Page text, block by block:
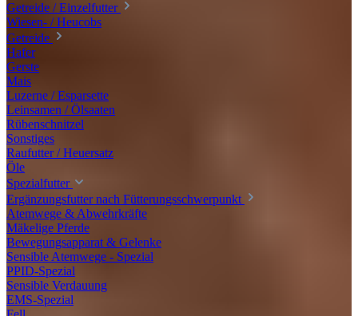
Getreide / Einzelfutter
Wiesen- / Heucobs
Getreide
Hafer
Gerste
Mais
Luzerne / Esparsette
Leinsamen / Ölsaaten
Rübenschnitzel
Sonstiges
Raufutter / Heuersatz
Öle
Spezialfutter
Ergänzungsfutter nach Fütterungsschwerpunkt
Atemwege & Abwehrkräfte
Mäkelige Pferde
Bewegungsapparat & Gelenke
Sensible Atemwege - Spezial
PPID-Spezial
Sensible Verdauung
EMS-Spezial